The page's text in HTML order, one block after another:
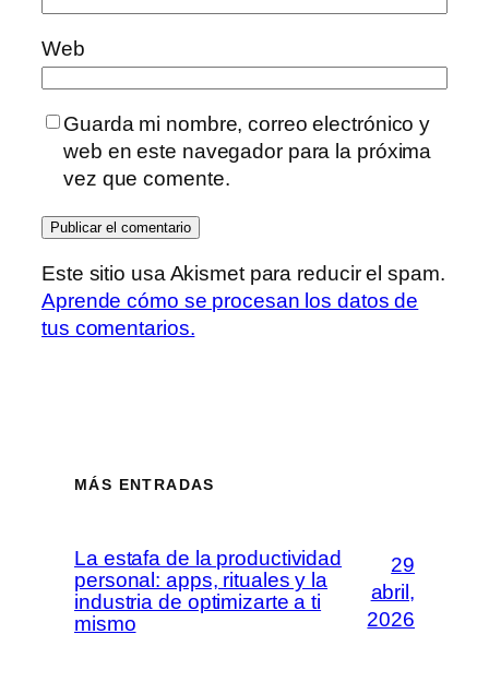
Web
Guarda mi nombre, correo electrónico y
web en este navegador para la próxima
vez que comente.
Este sitio usa Akismet para reducir el spam.
Aprende cómo se procesan los datos de
tus comentarios.
MÁS ENTRADAS
La estafa de la productividad
personal: apps, rituales y la
industria de optimizarte a ti
mismo
29
abril,
2026